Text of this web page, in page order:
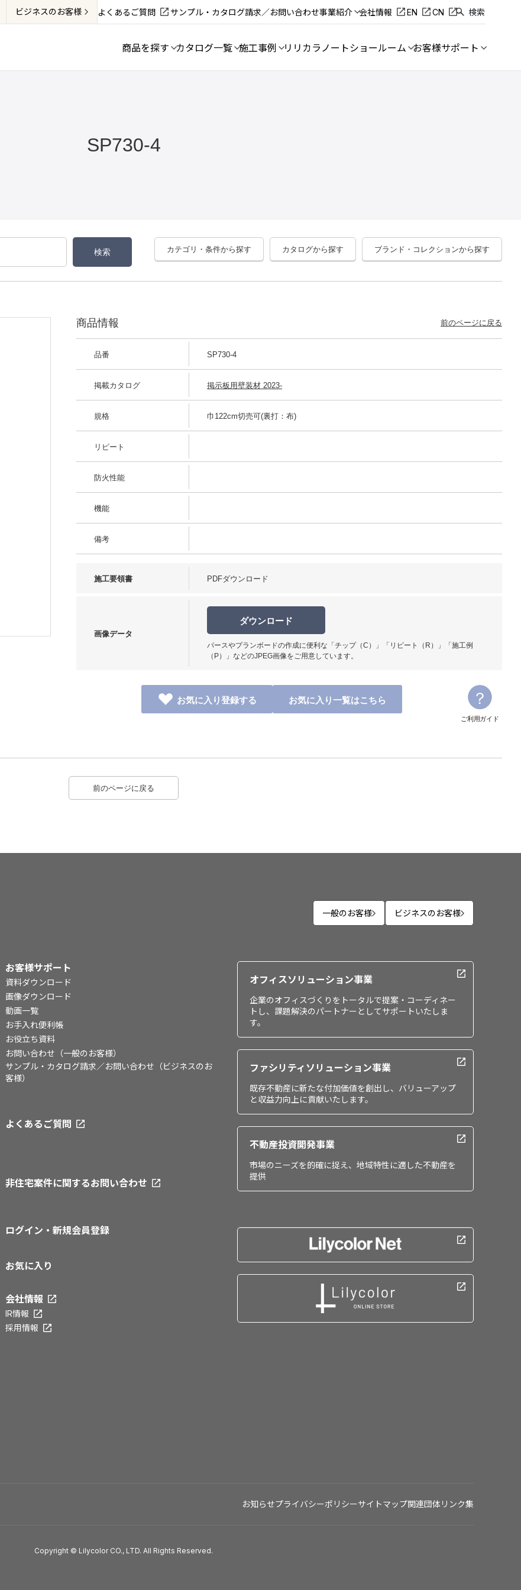
ビジネスのお客様 よくあるご質問 サンプル・カタログ請求／お問い合わせ事業紹介 会社情報 EN CN 検索
商品を探す カタログ一覧 施工事例 リリカラノートショールーム お客様サポート
SP730-4
カテゴリ・条件から探す カタログから探す ブランド・コレクションから探す
商品情報 前のページに戻る
品番 SP730-4
掲載カタログ 掲示板用壁装材 2023-
規格 巾122cm切売可(裏打：布)
リピート
防火性能
機能
備考
施工要領書 PDFダウンロード
画像データ
ダウンロード
パースやプランボードの作成に便利な「チップ（C）」「リピート（R）」「施工例
（P）」などのJPEG画像をご用意しています。
お気に入り一覧はこちら
前のページに戻る
一般のお客様 ビジネスのお客様
お客様サポート
資料ダウンロード
画像ダウンロード
動画一覧
お手入れ便利帳
お役立ち資料
お問い合わせ（一般のお客様）
サンプル・カタログ請求／お問い合わせ（ビジネスのお
客様）
よくあるご質問
非住宅案件に関するお問い合わせ
ログイン・新規会員登録
お気に入り
会社情報
IR情報
採用情報
オフィスソリューション事業
企業のオフィスづくりをトータルで提案・コーディネー
トし、課題解決のパートナーとしてサポートいたしま
す。
ファシリティソリューション事業
既存不動産に新たな付加価値を創出し、バリューアップ
と収益力向上に貢献いたします。
不動産投資開発事業
市場のニーズを的確に捉え、地域特性に適した不動産を
提供
お知らせプライバシーポリシーサイトマップ関連団体リンク集
Copyright © Lilycolor CO., LTD. All Rights Reserved.